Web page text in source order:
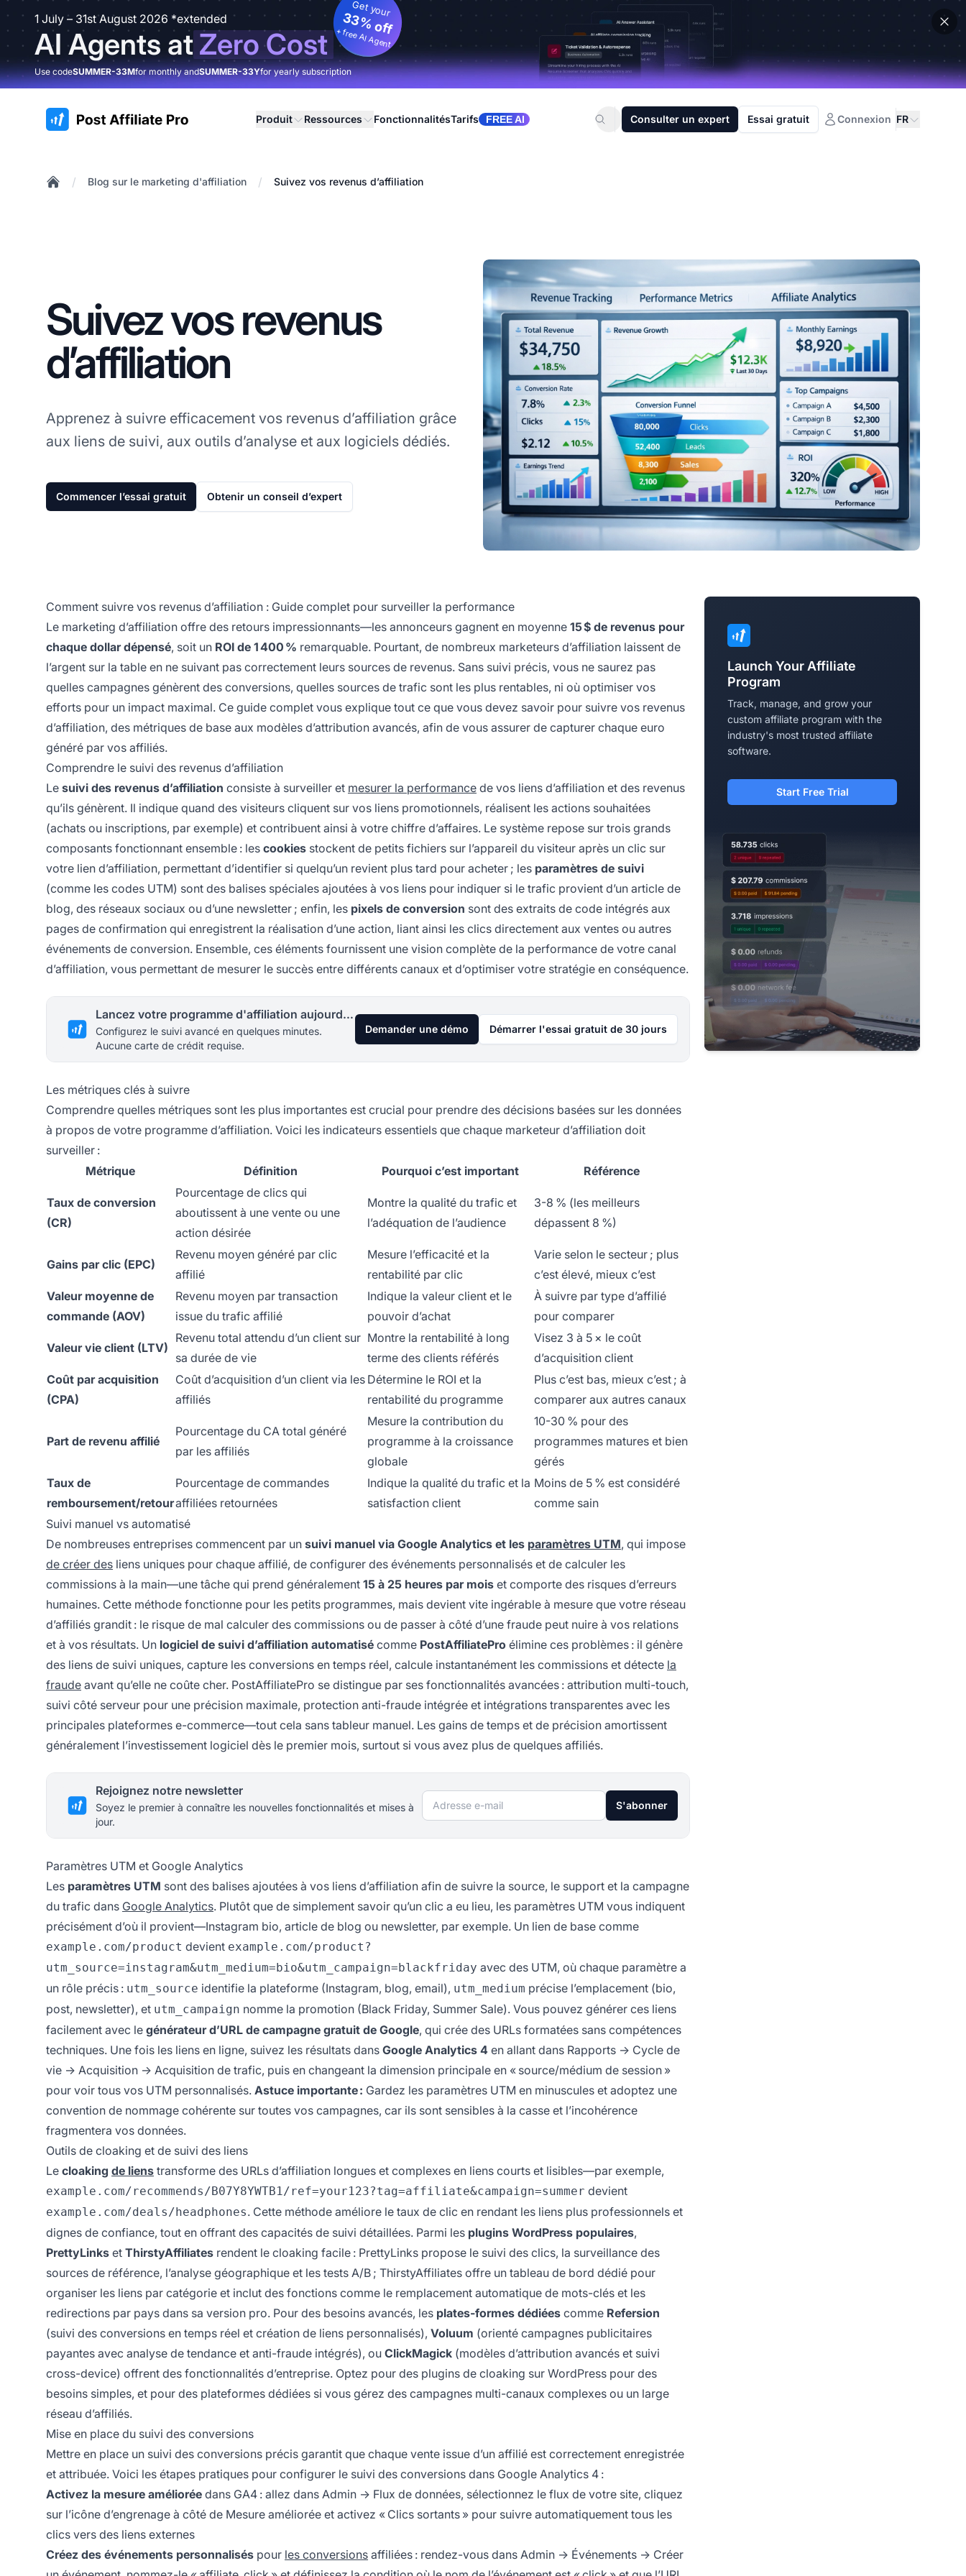
1 July – 31st August 2026 *extended
AI Agents atZero Cost
Get your
33% off
+ free AI Agent
Use codeSUMMER-33Mfor monthly andSUMMER-33Yfor yearly subscription
:site.title Produit Ressources FonctionnalitésTarifs FREE AI Consulter un expert Essai gratuit Connexion FR
/ Blog sur le marketing d'affiliation / Suivez vos revenus d’affiliation
Suivez vos revenus
d’affiliation
Apprenez à suivre efficacement vos revenus d’affiliation grâce
aux liens de suivi, aux outils d’analyse et aux logiciels dédiés.
Commencer l’essai gratuit Obtenir un conseil d’expert
Comment suivre vos revenus d’affiliation : Guide complet pour surveiller la performance
Le marketing d’affiliation offre des retours impressionnants—les annonceurs gagnent en moyenne 15 $ de revenus pour
chaque dollar dépensé, soit un ROI de 1 400 % remarquable. Pourtant, de nombreux marketeurs d’affiliation laissent de
l’argent sur la table en ne suivant pas correctement leurs sources de revenus. Sans suivi précis, vous ne saurez pas
quelles campagnes génèrent des conversions, quelles sources de trafic sont les plus rentables, ni où optimiser vos
efforts pour un impact maximal. Ce guide complet vous explique tout ce que vous devez savoir pour suivre vos revenus
d’affiliation, des métriques de base aux modèles d’attribution avancés, afin de vous assurer de capturer chaque euro
généré par vos affiliés.
Comprendre le suivi des revenus d’affiliation
Le suivi des revenus d’affiliation consiste à surveiller et mesurer la performance de vos liens d’affiliation et des revenus
qu’ils génèrent. Il indique quand des visiteurs cliquent sur vos liens promotionnels, réalisent les actions souhaitées
(achats ou inscriptions, par exemple) et contribuent ainsi à votre chiffre d’affaires. Le système repose sur trois grands
composants fonctionnant ensemble : les cookies stockent de petits fichiers sur l’appareil du visiteur après un clic sur
votre lien d’affiliation, permettant d’identifier si quelqu’un revient plus tard pour acheter ; les paramètres de suivi
(comme les codes UTM) sont des balises spéciales ajoutées à vos liens pour indiquer si le trafic provient d’un article de
blog, des réseaux sociaux ou d’une newsletter ; enfin, les pixels de conversion sont des extraits de code intégrés aux
pages de confirmation qui enregistrent la réalisation d’une action, liant ainsi les clics directement aux ventes ou autres
événements de conversion. Ensemble, ces éléments fournissent une vision complète de la performance de votre canal
d’affiliation, vous permettant de mesurer le succès entre différents canaux et d’optimiser votre stratégie en conséquence.
Lancez votre programme d'affiliation aujourd'hui
Configurez le suivi avancé en quelques minutes.
Aucune carte de crédit requise.
Demander une démo Démarrer l'essai gratuit de 30 jours
Les métriques clés à suivre
Comprendre quelles métriques sont les plus importantes est crucial pour prendre des décisions basées sur les données
à propos de votre programme d’affiliation. Voici les indicateurs essentiels que chaque marketeur d’affiliation doit
surveiller :
Métrique
Définition Pourquoi c’est important Référence
Taux de conversion
(CR)
Pourcentage de clics qui
aboutissent à une vente ou une
action désirée
Montre la qualité du trafic et
l’adéquation de l’audience
3-8 % (les meilleurs
dépassent 8 %)
Gains par clic (EPC)
Revenu moyen généré par clic
affilié
Mesure l’efficacité et la
rentabilité par clic
Varie selon le secteur ; plus
c’est élevé, mieux c’est
Valeur moyenne de
commande (AOV)
Revenu moyen par transaction
issue du trafic affilié
Indique la valeur client et le
pouvoir d’achat
À suivre par type d’affilié
pour comparer
Valeur vie client (LTV)
Revenu total attendu d’un client sur
sa durée de vie
Montre la rentabilité à long
terme des clients référés
Visez 3 à 5 × le coût
d’acquisition client
Coût par acquisition
(CPA)
Coût d’acquisition d’un client via les
affiliés
Détermine le ROI et la
rentabilité du programme
Plus c’est bas, mieux c’est ; à
comparer aux autres canaux
Part de revenu affilié
Pourcentage du CA total généré
par les affiliés
Mesure la contribution du
programme à la croissance
globale
10-30 % pour des
programmes matures et bien
gérés
Taux de
remboursement/retour
Pourcentage de commandes
affiliées retournées
Indique la qualité du trafic et la
satisfaction client
Moins de 5 % est considéré
comme sain
Suivi manuel vs automatisé
De nombreuses entreprises commencent par un suivi manuel via Google Analytics et les paramètres UTM, qui impose
de créer des liens uniques pour chaque affilié, de configurer des événements personnalisés et de calculer les
commissions à la main—une tâche qui prend généralement 15 à 25 heures par mois et comporte des risques d’erreurs
humaines. Cette méthode fonctionne pour les petits programmes, mais devient vite ingérable à mesure que votre réseau
d’affiliés grandit : le risque de mal calculer des commissions ou de passer à côté d’une fraude peut nuire à vos relations
et à vos résultats. Un logiciel de suivi d’affiliation automatisé comme PostAffiliatePro élimine ces problèmes : il génère
des liens de suivi uniques, capture les conversions en temps réel, calcule instantanément les commissions et détecte la
fraude avant qu’elle ne coûte cher. PostAffiliatePro se distingue par ses fonctionnalités avancées : attribution multi-touch,
suivi côté serveur pour une précision maximale, protection anti-fraude intégrée et intégrations transparentes avec les
principales plateformes e-commerce—tout cela sans tableur manuel. Les gains de temps et de précision amortissent
généralement l’investissement logiciel dès le premier mois, surtout si vous avez plus de quelques affiliés.
Rejoignez notre newsletter
Soyez le premier à connaître les nouvelles fonctionnalités et mises à
jour.
Adresse e-mail S'abonner
Paramètres UTM et Google Analytics
Les paramètres UTM sont des balises ajoutées à vos liens d’affiliation afin de suivre la source, le support et la campagne
du trafic dans Google Analytics. Plutôt que de simplement savoir qu’un clic a eu lieu, les paramètres UTM vous indiquent
précisément d’où il provient—Instagram bio, article de blog ou newsletter, par exemple. Un lien de base comme
example.com/product devient example.com/product?
utm_source=instagram&utm_medium=bio&utm_campaign=blackfriday avec des UTM, où chaque paramètre a
un rôle précis : utm_source identifie la plateforme (Instagram, blog, email), utm_medium précise l’emplacement (bio,
post, newsletter), et utm_campaign nomme la promotion (Black Friday, Summer Sale). Vous pouvez générer ces liens
facilement avec le générateur d’URL de campagne gratuit de Google, qui crée des URLs formatées sans compétences
techniques. Une fois les liens en ligne, suivez les résultats dans Google Analytics 4 en allant dans Rapports → Cycle de
vie → Acquisition → Acquisition de trafic, puis en changeant la dimension principale en « source/médium de session »
pour voir tous vos UTM personnalisés. Astuce importante : Gardez les paramètres UTM en minuscules et adoptez une
convention de nommage cohérente sur toutes vos campagnes, car ils sont sensibles à la casse et l’incohérence
fragmentera vos données.
Outils de cloaking et de suivi des liens
Le cloaking de liens transforme des URLs d’affiliation longues et complexes en liens courts et lisibles—par exemple,
example.com/recommends/B07Y8YWTB1/ref=your123?tag=affiliate&campaign=summer devient
example.com/deals/headphones. Cette méthode améliore le taux de clic en rendant les liens plus professionnels et
dignes de confiance, tout en offrant des capacités de suivi détaillées. Parmi les plugins WordPress populaires,
PrettyLinks et ThirstyAffiliates rendent le cloaking facile : PrettyLinks propose le suivi des clics, la surveillance des
sources de référence, l’analyse géographique et les tests A/B ; ThirstyAffiliates offre un tableau de bord dédié pour
organiser les liens par catégorie et inclut des fonctions comme le remplacement automatique de mots-clés et les
redirections par pays dans sa version pro. Pour des besoins avancés, les plates-formes dédiées comme Refersion
(suivi des conversions en temps réel et création de liens personnalisés), Voluum (orienté campagnes publicitaires
payantes avec analyse de tendance et anti-fraude intégrés), ou ClickMagick (modèles d’attribution avancés et suivi
cross-device) offrent des fonctionnalités d’entreprise. Optez pour des plugins de cloaking sur WordPress pour des
besoins simples, et pour des plateformes dédiées si vous gérez des campagnes multi-canaux complexes ou un large
réseau d’affiliés.
Mise en place du suivi des conversions
Mettre en place un suivi des conversions précis garantit que chaque vente issue d’un affilié est correctement enregistrée
et attribuée. Voici les étapes pratiques pour configurer le suivi des conversions dans Google Analytics 4 :
Activez la mesure améliorée dans GA4 : allez dans Admin → Flux de données, sélectionnez le flux de votre site, cliquez
sur l’icône d’engrenage à côté de Mesure améliorée et activez « Clics sortants » pour suivre automatiquement tous les
clics vers des liens externes
Créez des événements personnalisés pour les conversions affiliées : rendez-vous dans Admin → Événements → Créer
Launch Your Affiliate
Program
Track, manage, and grow your
custom affiliate program with the
industry's most trusted affiliate
software.
Start Free Trial